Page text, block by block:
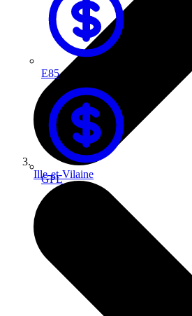
E85
GPL
Ille-et-Vilaine